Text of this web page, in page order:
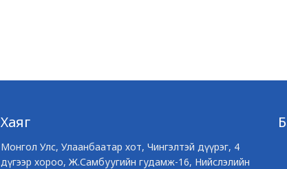
Хаяг
Монгол Улс, Улаанбаатар хот, Чингэлтэй дүүрэг, 4
дүгээр хороо, Ж.Самбуугийн гудамж-16, Нийслэлийн